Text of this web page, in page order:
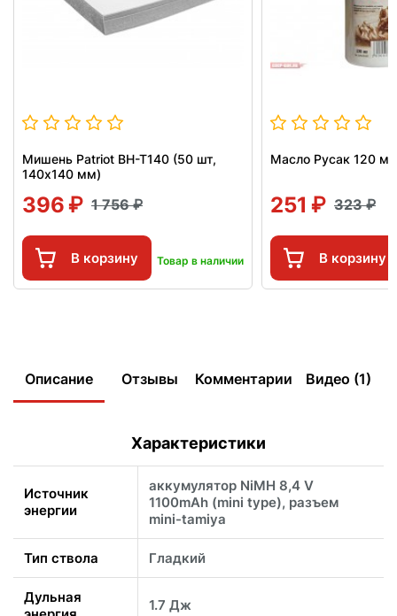
Мишень Patriot BH-T140 (50 шт,
140x140 мм)
396 1 756
В корзину Товар в наличии
Масло Русак 120
251 323
В корзину
Описание Отзывы Комментарии Видео (1)
Характеристики
Источник
энергии
аккумулятор NiMH 8,4 V
1100mAh (mini type), разъем
mini-tamiya
Тип ствола Гладкий
Дульная
1.7 Дж